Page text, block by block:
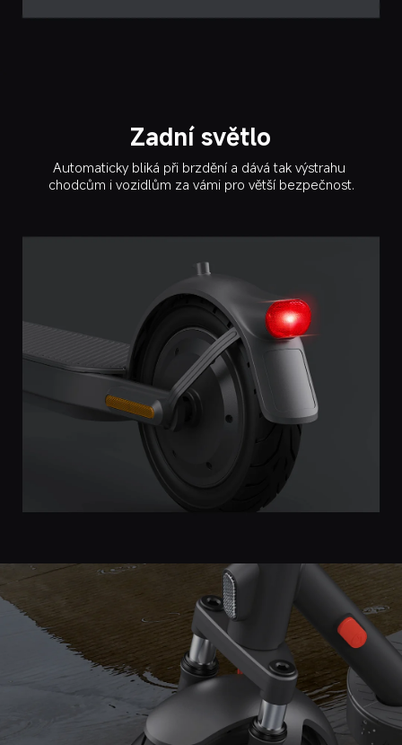
Zadní světlo
Automaticky bliká při brzdění a dává tak výstrahu
chodcům i vozidlům za vámi pro větší bezpečnost.